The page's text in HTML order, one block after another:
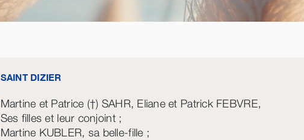
SAINT DIZIER
Martine et Patrice (†) SAHR, Eliane et Patrick FEBVRE,
Ses filles et leur conjoint ;
Martine KUBLER, sa belle-fille ;